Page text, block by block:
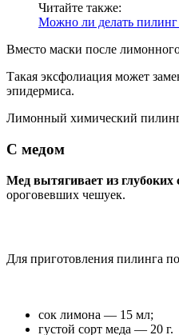
Читайте также:
Можно ли делать
Вместо маски после
Такая эксфолиация может
эпидермиса.
Лимонный химический
С медом
Мед вытягивает из
ороговевших чешуек.
Для приготовления пилинга
сок лимона — 15 мл;
густой сорт меда — 20 г.